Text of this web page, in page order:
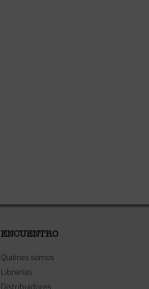
ENCUENTRO
Quiénes somos
Librerías
Distribuidores